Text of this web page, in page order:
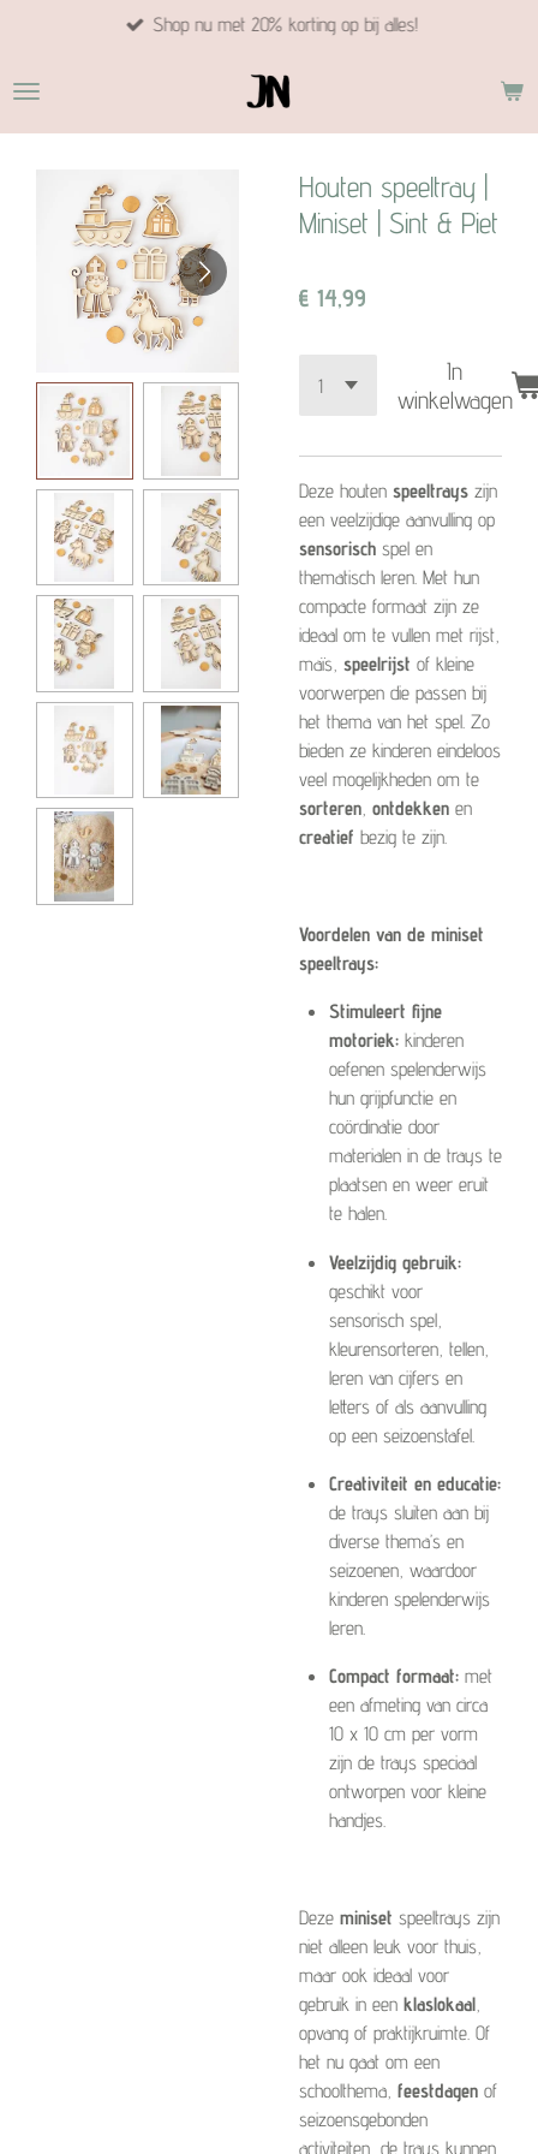
naar
hoofdinhoud
Shop nu met 20% korting op bij alles!
Houten speeltray |
Miniset | Sint & Piet
€ 14,99
In
winkelwagen
Deze houten speeltrays zijn
een veelzijdige aanvulling op
sensorisch spel en
thematisch leren. Met hun
compacte formaat zijn ze
ideaal om te vullen met rijst,
maïs, speelrijst of kleine
voorwerpen die passen bij
het thema van het spel. Zo
bieden ze kinderen eindeloos
veel mogelijkheden om te
sorteren, ontdekken en
creatief bezig te zijn.
Voordelen van de miniset
speeltrays:
Stimuleert fijne
motoriek:kinderen
oefenen spelenderwijs
hun grijpfunctie en
coördinatie door
materialen in de trays te
plaatsen en weer eruit
te halen.
Veelzijdig gebruik:
geschikt voor
sensorisch spel,
kleurensorteren, tellen,
leren van cijfers en
letters of als aanvulling
op een seizoenstafel.
Creativiteit en educatie:
de trays sluiten aan bij
diverse thema’s en
seizoenen, waardoor
kinderen spelenderwijs
leren.
Compact formaat:met
een afmeting van circa
10 x 10 cm per vorm
zijn de trays speciaal
ontworpen voor kleine
handjes.
Deze miniset speeltrays zijn
niet alleen leuk voor thuis,
maar ook ideaal voor
gebruik in een klaslokaal
opvang of praktijkruimte. Of
het nu gaat om een
schoolthema, feestdagen of
seizoensgebonden
activiteiten, de trays kunnen